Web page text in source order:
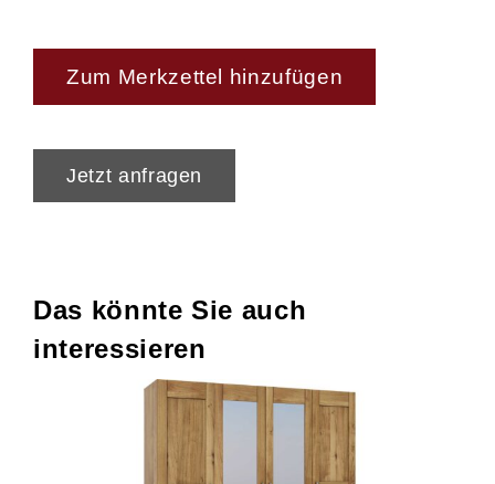
Zum Merkzettel hinzufügen
Jetzt anfragen
Das könnte Sie auch
interessieren